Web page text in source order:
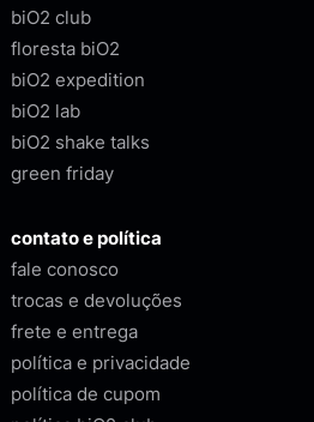
biO2 club
floresta biO2
biO2 expedition
biO2 lab
biO2 shake talks
green friday
contato e política
fale conosco
trocas e devoluções
frete e entrega
política e privacidade
política de cupom